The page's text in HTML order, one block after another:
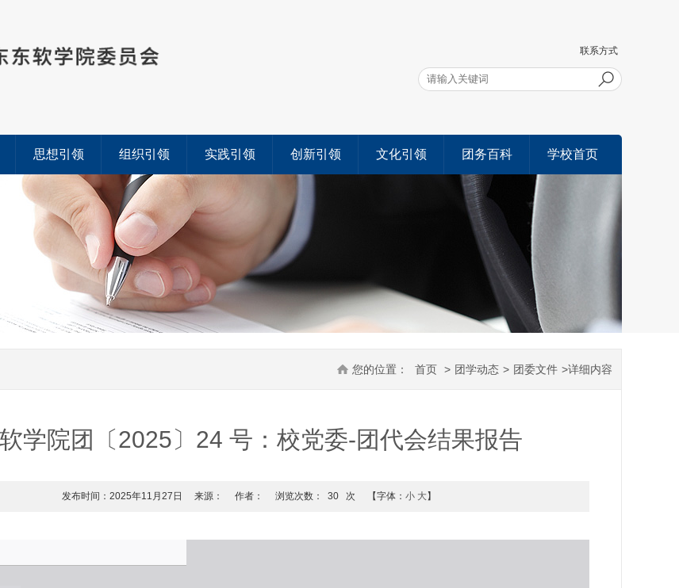
联系方式
思想引领 组织引领 实践引领 创新引领 文化引领 团务百科 学校首页
您的位置： 首页 > 团学动态 > 团委文件 >详细内容
学院团〔2025〕24 号：校党委-团代会结果报告
发布时间：2025年11月27日 来源： 作者： 浏览次数： 30 次 【字体： 小 大】